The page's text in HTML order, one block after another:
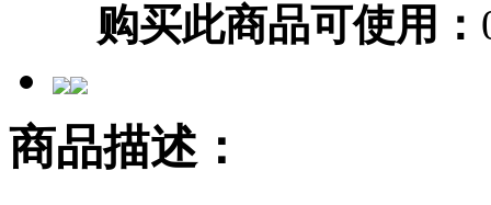
购买此商品可使用：
商品描述：